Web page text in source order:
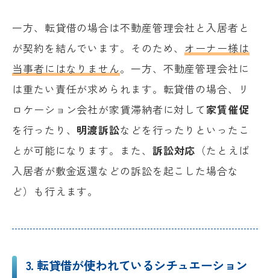
一方、転貸借の場合は不動産管理会社と入居者と
が契約を結んでいます。そのため、 オーナー様は
当事者にはなりません。一方、不動産管理会社に
は重たい責任が求められます。転貸借の場合、リ
ロケーション会社が家賃滞納者に対して家賃催促
を行ったり、 明渡訴訟などを行ったりといったこ
とが可能になります。また、 訴訟対応 （たとえば
入居者が敷金返還などの訴訟を起こした場合な
ど）も行えます。
3. 転貸借が使われているシチュエーション